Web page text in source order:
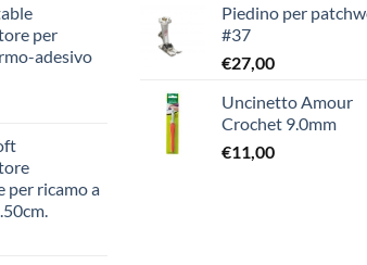
per
adesivo
per ricamo a
Piedino per
#37
€27,00
Uncinetto Amour
Crochet 9.0mm
€11,00